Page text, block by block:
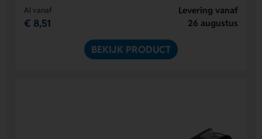
Al vanaf
€ 8,51
Levering vanaf
26 augustus
BEKIJK PRODUCT